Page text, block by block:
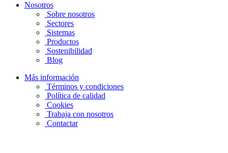
Nosotros
Sobre nosotros
Sectores
Sistemas
Productos
Sostenibilidad
Blog
Más información
Términos y condiciones
Política de calidad
Cookies
Trabaja con nosotros
Contactar